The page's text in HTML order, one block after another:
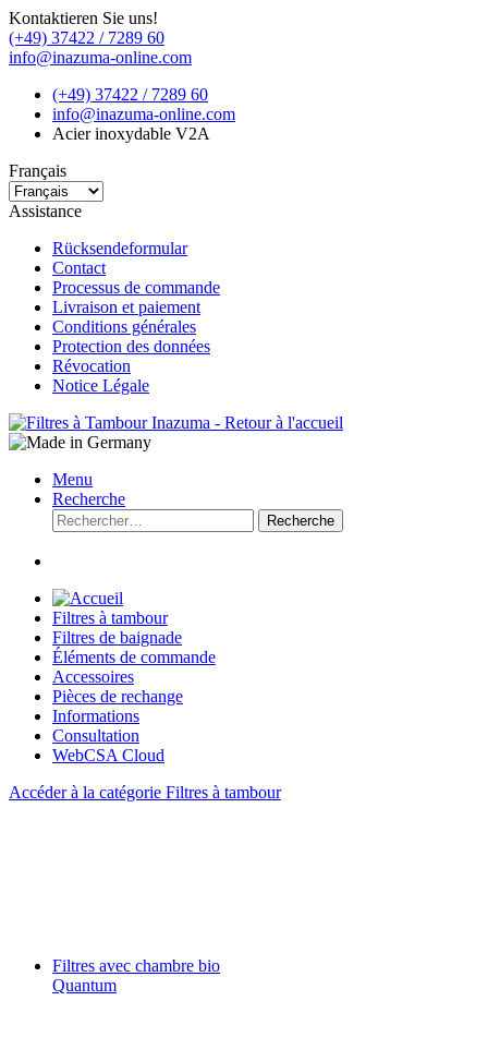
Kontaktieren Sie uns!
(+49) 37422 / 7289 60
info@inazuma-online.com
(+49) 37422 / 7289 60
info@inazuma-online.com
Acier inoxydable V2A
Français
Assistance
Rücksendeformular
Contact
Processus de commande
Livraison et paiement
Conditions générales
Protection des données
Révocation
Notice Légale
Menu
Recherche
Recherche
Filtres à tambour
Filtres de baignade
Éléments de commande
Accessoires
Pièces de rechange
Informations
Consultation
WebCSA Cloud
Accéder à la catégorie Filtres à tambour
Filtres avec chambre bio
Quantum